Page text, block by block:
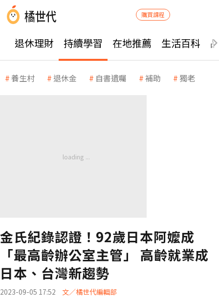
購買課程
退休理財 持續學習 在地推薦 生活百科
養生村 退休金 自書遺囑 補助 獨老
金氏紀錄認證！92歲日本阿嬤成
「最高齡辦公室主管」 高齡就業成
日本、台灣新趨勢
2023-09-05 17:52 文／橘世代編輯部